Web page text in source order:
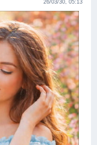
26/03/30, 05:13